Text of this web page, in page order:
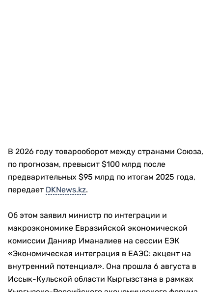
В 2026 году товарооборот между странами Союза,
по прогнозам, превысит $100 млрд после
предварительных $95 млрд по итогам 2025 года,
передает DKNews.kz.
Об этом заявил министр по интеграции и
макроэкономике Евразийской экономической
комиссии Данияр Иманалиев на сессии ЕЭК
«Экономическая интеграция в ЕАЭС: акцент на
внутренний потенциал». Она прошла 6 августа в
Иссык-Кульской области Кыргызстана в рамках